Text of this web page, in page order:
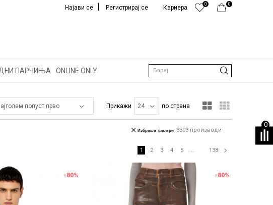
0
0
Кариера
Најави се Регистрирај се
ПАРЧИЊА ONLINE ONLY Барај
0
Прикажи по страна
3303 производи
Избриши филтри
1 2 3 4 5 ... 138
-80% -80%